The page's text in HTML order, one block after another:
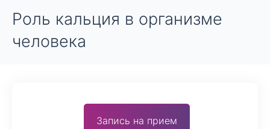
Роль кальция в организме
человека
Запись на прием